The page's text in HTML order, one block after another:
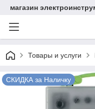
магазин
Товары и услуги
СКИДКА за Наличку